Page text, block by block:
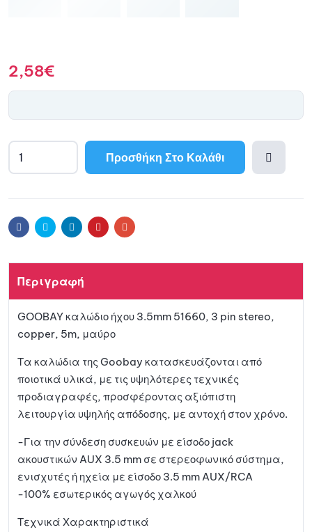
2,58€
Προσθήκη Στο Καλάθι
αγαπη
μένων
FacebookTwitter LinkedinPinterestEmail
Περιγραφή
GOOBAY καλώδιο ήχου 3.5mm 51660, 3 pin stereo,
copper, 5m, μαύρο
Τα καλώδια της Goobay κατασκευάζονται από
ποιοτικά υλικά, με τις υψηλότερες τεχνικές
προδιαγραφές, προσφέροντας αξιόπιστη
λειτουργία υψηλής απόδοσης, με αντοχή στον χρόνο.
-Για την σύνδεση συσκευών με είσοδο jack
ακουστικών AUX 3.5 mm σε στερεοφωνικό σύστημα,
ενισχυτές ή ηχεία με είσοδο 3.5 mm AUX/RCA
-100% εσωτερικός αγωγός χαλκού
Τεχνικά Χαρακτηριστικά